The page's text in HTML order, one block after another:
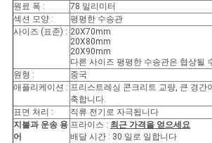
사
트
맵
원료 폭 :
78 밀리미터
섹션 모양 :
평평한 수송관
사이즈 (표준) : 20X70mm
20X80mm
20X90mm
다른 사이즈 평평한 수송관은 협상될
원형 :
중국
애플리케이션 : 프리스트레싱 콘크리트 교량, 큰 경간
축합니다.
표면 처리 :
직류 전기로 자극됩니다
지불과 운송 용
어
프라이스 : 최근 가격을 얻으세요
배달 시간 : 30 일로 일합니다